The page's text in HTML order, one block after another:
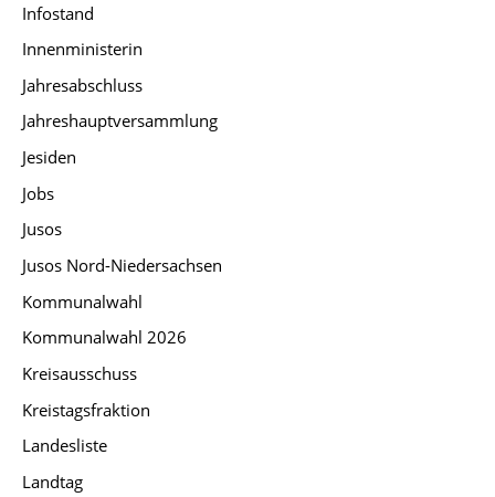
Infostand
Innenministerin
Jahresabschluss
Jahreshauptversammlung
Jesiden
Jobs
Jusos
Jusos Nord-Niedersachsen
Kommunalwahl
Kommunalwahl 2026
Kreisausschuss
Kreistagsfraktion
Landesliste
Landtag